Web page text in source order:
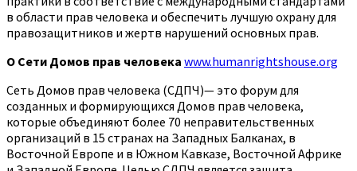
в области прав человека и обеспечить лучшую охрану для
правозащитников и жертв нарушений основных прав.
О Сети Домов прав человека www.humanrightshouse.org
Сеть Домов прав человека (СДПЧ)— это форум для
созданных и формирующихся Домов прав человека,
которые объединяют более 70 неправительственных
организаций в 15 странах на Западных Балканах, в
Восточной Европе и в Южном Кавказе, Восточной Африке